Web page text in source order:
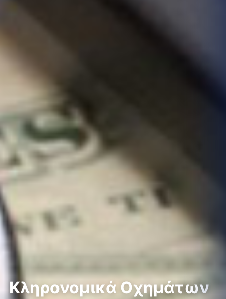
Κληρονομικά Οχημάτων